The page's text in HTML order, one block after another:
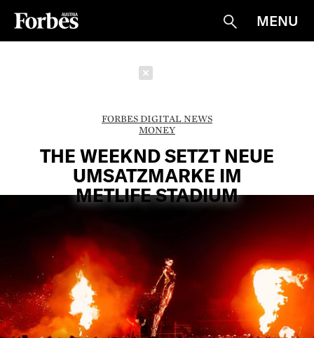
Suche
MENU
FORBES DIGITAL NEWS
MONEY
THE WEEKND SETZT NEUE
UMSATZMARKE IM
METLIFE STADIUM